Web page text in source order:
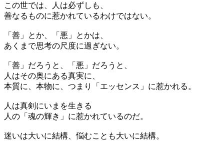
この世では、人は必ずしも、
善なるものに惹かれているわけではない。
「善」とか、「悪」とかは、
あくまで思考の尺度に過ぎない。
「善」だろうと、「悪」だろうと、
人はその奥にある真実に、
本質に、本物に、つまり「エッセンス」に惹かれる。
人は真剣にいまを生きる
人の「魂の輝き」に惹かれているのだ。
迷いは大いに結構、悩むことも大いに結構。